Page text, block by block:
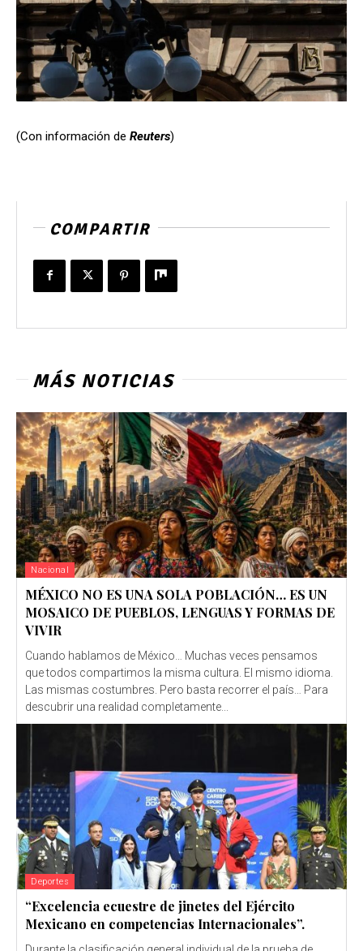
(Con información de Reuters)
COMPARTIR
MÁS NOTICIAS
Nacional
MÉXICO NO ES UNA SOLA POBLACIÓN… ES UN
MOSAICO DE PUEBLOS, LENGUAS Y FORMAS DE
VIVIR
Cuando hablamos de México… Muchas veces pensamos
que todos compartimos la misma cultura. El mismo idioma.
Las mismas costumbres. Pero basta recorrer el país… Para
descubrir una realidad completamente...
Deportes
“Excelencia ecuestre de jinetes del Ejército
Mexicano en competencias Internacionales”.